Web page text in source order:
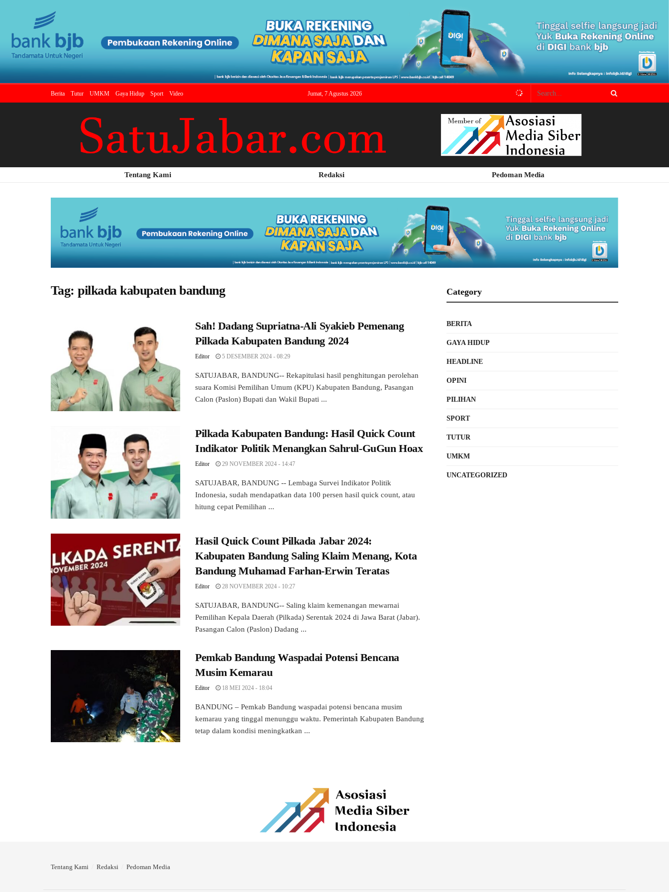
Berita Tutur UMKM Gaya Hidup Sport Video Jumat, 7 Agustus 2026
Tentang Kami Redaksi Pedoman Media
Tag:pilkada kabupaten bandung
Sah! Dadang Supriatna-Ali Syakieb Pemenang
Pilkada Kabupaten Bandung 2024
Editor 5 DESEMBER 2024 - 08:29
SATUJABAR, BANDUNG-- Rekapitulasi hasil penghitungan perolehan
suara Komisi Pemilihan Umum (KPU) Kabupaten Bandung, Pasangan
Calon (Paslon) Bupati dan Wakil Bupati ...
Pilkada Kabupaten Bandung: Hasil Quick Count
Indikator Politik Menangkan Sahrul-GuGun Hoax
Editor 29 NOVEMBER 2024 - 14:47
SATUJABAR, BANDUNG -- Lembaga Survei Indikator Politik
Indonesia, sudah mendapatkan data 100 persen hasil quick count, atau
hitung cepat Pemilihan ...
Hasil Quick Count Pilkada Jabar 2024:
Kabupaten Bandung Saling Klaim Menang, Kota
Bandung Muhamad Farhan-Erwin Teratas
Editor 28 NOVEMBER 2024 - 10:27
SATUJABAR, BANDUNG-- Saling klaim kemenangan mewarnai
Pemilihan Kepala Daerah (Pilkada) Serentak 2024 di Jawa Barat (Jabar).
Pasangan Calon (Paslon) Dadang ...
Pemkab Bandung Waspadai Potensi Bencana
Musim Kemarau
Editor 18 MEI 2024 - 18:04
BANDUNG – Pemkab Bandung waspadai potensi bencana musim
kemarau yang tinggal menunggu waktu. Pemerintah Kabupaten Bandung
tetap dalam kondisi meningkatkan ...
Category
BERITA
GAYA HIDUP
HEADLINE
OPINI
PILIHAN
SPORT
TUTUR
UMKM
UNCATEGORIZED
Tentang Kami Redaksi Pedoman Media